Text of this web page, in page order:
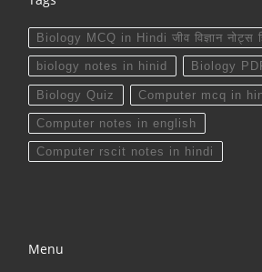
Biology MCQ in Hindi जीव विज्ञान नोट्स
biology notes in hinid Biology
Biology Quiz Computer mcq in
Computer notes in english
Computer rscit notes in hindi
Menu